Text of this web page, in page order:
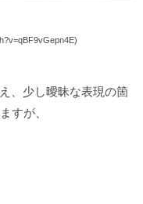
、少し曖昧な表現の箇
すが、